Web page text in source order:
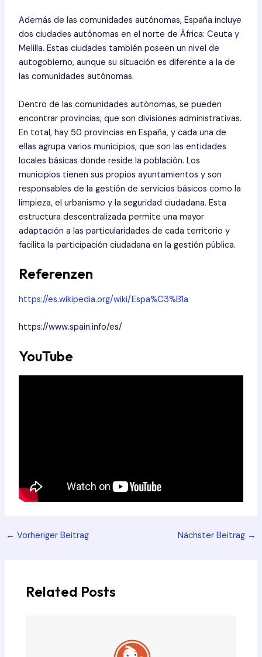
Además de las comunidades autónomas, España incluye
dos ciudades autónomas en el norte de África: Ceuta y
Melilla. Estas ciudades también poseen un nivel de
autogobierno, aunque su situación es diferente a la de
las comunidades autónomas.
Dentro de las comunidades autónomas, se pueden
encontrar provincias, que son divisiones administrativas.
En total, hay 50 provincias en España, y cada una de
ellas agrupa varios municipios, que son las entidades
locales básicas donde reside la población. Los
municipios tienen sus propios ayuntamientos y son
responsables de la gestión de servicios básicos como la
limpieza, el urbanismo y la seguridad ciudadana. Esta
estructura descentralizada permite una mayor
adaptación a las particularidades de cada territorio y
facilita la participación ciudadana en la gestión pública.
Referenzen
https://es.wikipedia.org/wiki/Espa%C3%B1a
https://www.spain.info/es/
YouTube
Post
← Vorheriger Beitrag Nächster Beitrag →
Related Posts